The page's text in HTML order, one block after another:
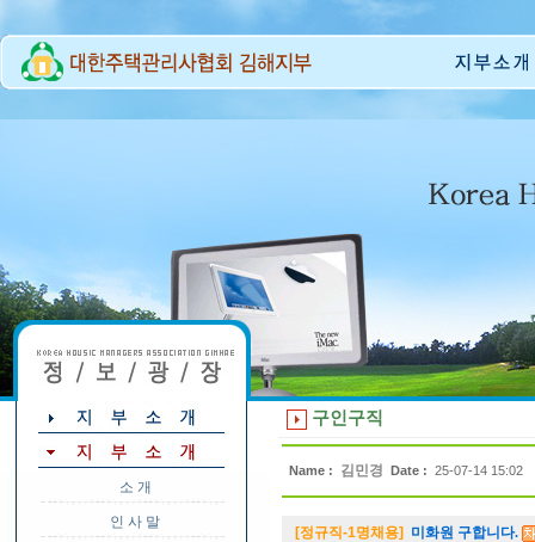
소 개
인 사 말
구인구직
Name : 김민경 Date : 25-07-14 15:02
[정규직-1명채용] 미화원 구합니다.